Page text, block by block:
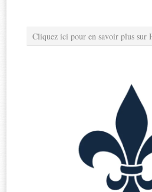
Cliquez ici pour en savoir plus sur